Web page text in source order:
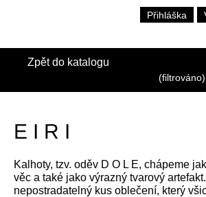
Přihláška
Zpět do katalogu
(filtrováno)
E I R I
Kalhoty, tzv. oděv D O L E, chápeme
věc a také jako výrazný tvarový
nepostradatelný kus oblečení, který